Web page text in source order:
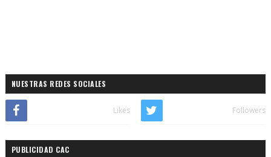
NUESTRAS REDES SOCIALES
Likes Followers
PUBLICIDAD CAC